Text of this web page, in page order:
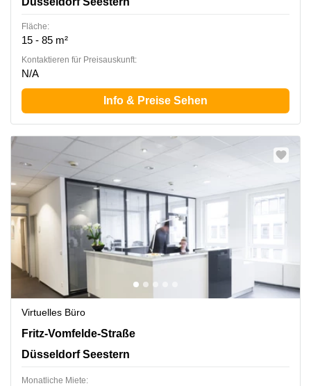
Fläche:
15 - 85 m²
Kontaktieren für Preisauskunft:
N/A
Info & Preise Sehen
Virtuelles Büro
Fritz-Vomfelde-Str. 34, Düsseldorf Seestern
Fritz-Vomfelde-Straße
Düsseldorf Seestern
Monatliche Miete: